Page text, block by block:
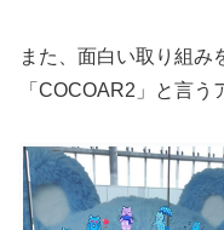
また、面白い取り組み
「COCOAR2」と言う